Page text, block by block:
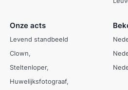
Onze acts
Levend standbeeld
Clown
Steltenloper
Huwelijksfotograaf